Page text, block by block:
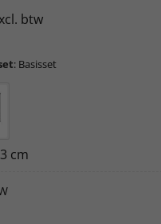
btw
: Basisset
cm
200cm hoog - 50